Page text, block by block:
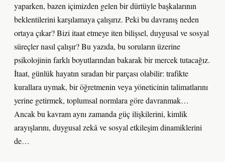
yaparken, bazen içimizden gelen bir dürtüyle başkalarının
beklentilerini karşılamaya çalışırız. Peki bu davranış neden
ortaya çıkar? Bizi itaat etmeye iten bilişsel, duygusal ve sosyal
süreçler nasıl çalışır? Bu yazıda, bu soruların üzerine
psikolojinin farklı boyutlarından bakarak bir mercek tutacağız.
İtaat, günlük hayatın sıradan bir parçası olabilir: trafikte
kurallara uymak, bir öğretmenin veya yöneticinin talimatlarını
yerine getirmek, toplumsal normlara göre davranmak…
Ancak bu kavram aynı zamanda güç ilişkilerini, kimlik
arayışlarını, duygusal zekâ ve sosyal etkileşim dinamiklerini
de…